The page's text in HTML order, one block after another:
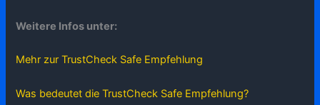
Weitere Infos unter:
Mehr zur TrustCheck Safe Empfehlung
Was bedeutet die TrustCheck Safe Empfehlung?